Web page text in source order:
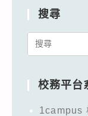
搜尋
Search
校務平台
1campus